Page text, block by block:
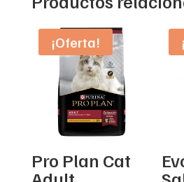
¡Oferta!
Pro Plan Cat